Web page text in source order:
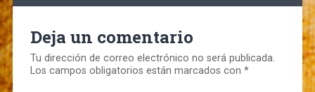
Deja un comentario
Tu dirección de correo electrónico no será publicada.
Los campos obligatorios están marcados con *